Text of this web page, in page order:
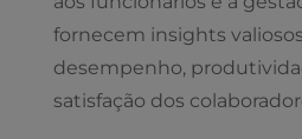
fornecem insights
desempenho,
satisfação dos